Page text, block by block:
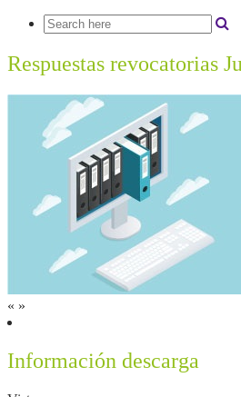
Respuestas revocatorias
« »
Información descarga